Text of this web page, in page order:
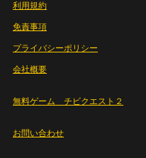
利用規約
免責事項
プライバシーポリシー
会社概要
無料ゲーム チビクエスト２
お問い合わせ